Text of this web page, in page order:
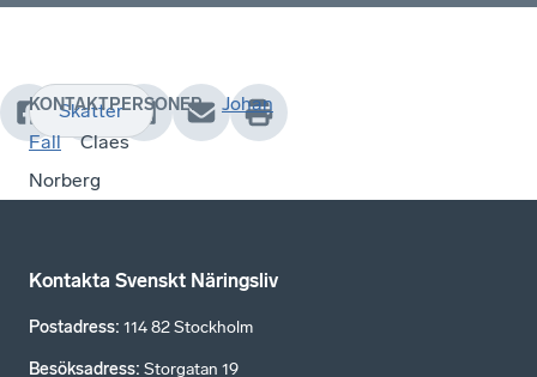
Skatter
KONTAKTPERSONER
Johan
Fall
Claes
Norberg
Kontakta Svenskt Näringsliv
Postadress: 114 82 Stockholm
Besöksadress: Storgatan 19